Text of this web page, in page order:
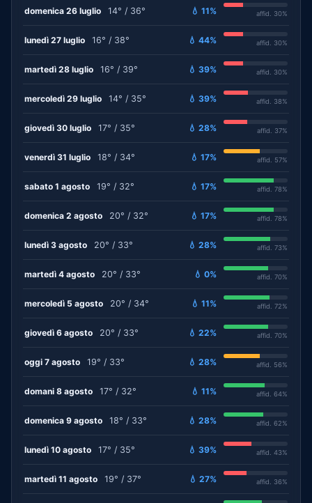
domenica 26 luglio 14° / 36° 💧 11% affid. 30%
lunedì 27 luglio 16° / 38° 💧 44% affid. 30%
martedì 28 luglio 16° / 39° 💧 39% affid. 30%
mercoledì 29 luglio 14° / 35° 💧 39% affid. 38%
giovedì 30 luglio 17° / 35° 💧 28% affid. 37%
venerdì 31 luglio 18° / 34° 💧 17% affid. 57%
sabato 1 agosto 19° / 32° 💧 17% affid. 78%
domenica 2 agosto 20° / 32° 💧 17% affid. 78%
lunedì 3 agosto 20° / 33° 💧 28% affid. 73%
martedì 4 agosto 20° / 33° 💧 0% affid. 70%
mercoledì 5 agosto 20° / 34° 💧 11% affid. 72%
giovedì 6 agosto 20° / 33° 💧 22% affid. 70%
oggi 7 agosto 19° / 33° 💧 28% affid. 56%
domani 8 agosto 17° / 32° 💧 11% affid. 64%
domenica 9 agosto 18° / 33° 💧 28% affid. 62%
lunedì 10 agosto 17° / 35° 💧 39% affid. 43%
martedì 11 agosto 19° / 37° 💧 27% affid. 36%